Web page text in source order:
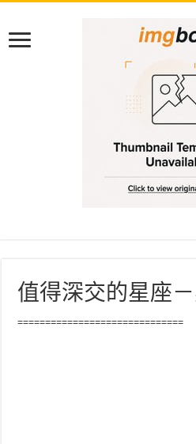
值得深交的星座
==============================